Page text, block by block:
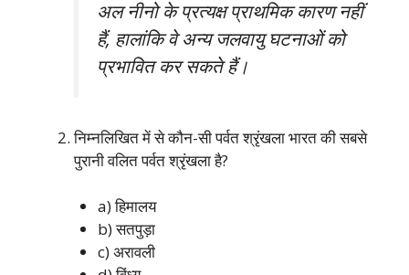
अल नीनो के प्रत्यक्ष प्राथमिक कारण नहीं
हैं, हालांकि वे अन्य जलवायु घटनाओं को
प्रभावित कर सकते हैं।
निम्नलिखित में से कौन-सी पर्वत श्रृंखला भारत की सबसे
पुरानी वलित पर्वत श्रृंखला है?
a) हिमालय
b) सतपुड़ा
c) अरावली